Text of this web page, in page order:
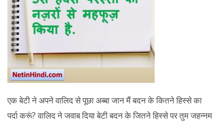
एक बेटी ने अपने वालिद से पूछा अब्बा जान मैं बदन के कितने हिस्से का
पर्दा करूं? वालिद ने जवाब दिया बेटी बदन के जितने हिस्से पर तुम जहन्नम